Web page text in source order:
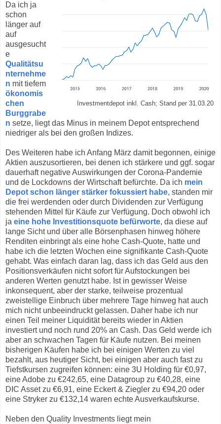
Investmentdepot inkl. Cash; Stand per 31.03.20
Da ich ja
schon
länger auf
auf
ausgesucht
e
Qualitätsu
nternehme
n mit tiefem
ökonomis
chen
Burggrabe
n setze, liegt das Minus in meinem Depot entsprechend
niedriger als bei den großen Indizes.
Des Weiteren habe ich Anfang März damit begonnen, einige
Aktien auszusortieren, bei denen ich stärkere und ggf. sogar
dauerhaft negative Auswirkungen der Corona-Pandemie
und de Lockdowns der Wirtschaft befürchte. Da ich mein
Depot schon länger stärker fokussiert habe, standen mir
die frei werdenden oder durch Dividenden zur Verfügung
stehenden Mittel für Käufe zur Verfügung. Doch obwohl ich
ja eine hohe Investitionsquote befürworte, da diese auf
lange Sicht und über alle Börsenphasen hinweg höhere
Renditen einbringt als eine hohe Cash-Quote, hatte und
habe ich die letzten Wochen eine signifikante Cash-Quote
gehabt. Was einfach daran lag, dass ich das Geld aus den
Positionsverkäufen nicht sofort für Aufstockungen bei
anderen Werten genutzt habe. Ist in gewisser Weise
inkonsequent, aber der starke, teilweise prozentual
zweistellige Einbruch über mehrere Tage hinweg hat auch
mich nicht unbeeindruckt gelassen. Daher habe ich nur
einen Teil meiner Liquidität bereits wieder in Aktien
investiert und noch rund 20% an Cash. Das Geld werde ich
aber an schwachen Tagen für Käufe nutzen. Bei meinen
bisherigen Käufen habe ich bei einigen Werten zu viel
bezahlt, aus heutiger Sicht, bei einigen aber auch fast zu
Tiefstkursen zugreifen können: eine 3U Holding für €0,97,
eine Adobe zu €242,65, eine Datagroup zu €40,28, eine
DIC Asset zu €6,91, eine Eckert & Ziegler zu €94,20 oder
eine Stryker zu €132,14 waren echte Ausverkaufskurse.
Neben den Quality Investments liegt mein